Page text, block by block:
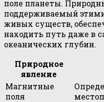
поле планеты.
поддерживаемый
живых существ,
находить путь даже в
океанических глубин.
Природное
явление
Магнитные
поля